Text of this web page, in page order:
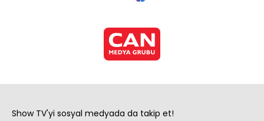
Show TV'yi sosyal medyada da takip et!